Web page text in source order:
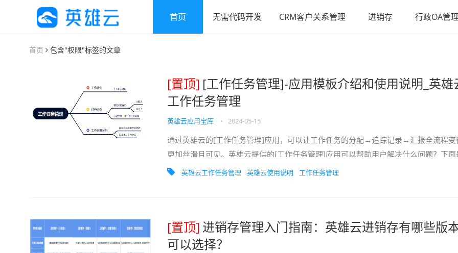
首页 无需代码开发 CRM客户关系管理 进销存 行政OA管理
首页 包含"权限"标签的文章
[置顶] [工作任务管理]-应用模板介绍和使用说明_英雄
工作任务管理
英雄云应用宝库 • 2024-05-15
通过英雄云的[工作任务管理]应用，可以让工作任务的分配→追踪记录→汇报全流程变
更加丝滑且可见。英雄云提供的[工作任务管理]应用可以帮助用户解决什么问题？下面
一些常见的疑惑与痛点：1、待分配任务很多...
英雄云工作任务管理 英雄云使用说明 工作任务管理
[置顶] 进销存管理入门指南：英雄云进销存有哪些版
可以选择？